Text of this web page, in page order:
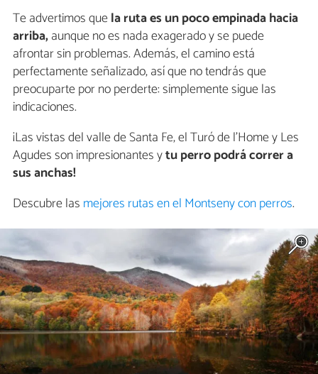
Te advertimos quela ruta es un poco empinada hacia
arriba,aunque no es nada exagerado y se puede
afrontar sin problemas. Además, el camino está
perfectamente señalizado, así que no tendrás que
preocuparte por no perderte: simplemente sigue las
indicaciones.
¡Las vistas del valle de Santa Fe, el Turó de l’Home y Les
Agudes son impresionantes ytu perro podrá correr a
sus anchas!
Descubre las mejores rutas en el Montseny con perros.